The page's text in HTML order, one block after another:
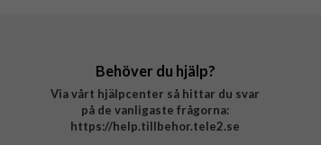
Behöver du hjälp?
Via vårt hjälpcenter så hittar du svar
på de vanligaste frågorna:
https://help.tillbehor.tele2.se